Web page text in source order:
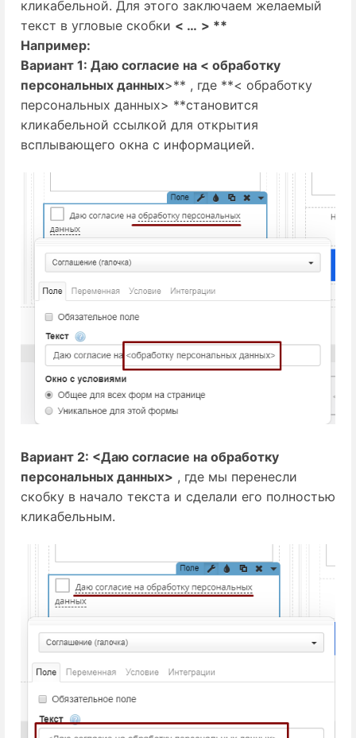
кликабельной. Для этого заключаем желаемый
текст в угловые скобки < … > **
Например:
Вариант 1: Даю согласие на < обработку
персональных данных>** , где **< обработку
персональных данных> **становится
кликабельной ссылкой для открытия
всплывающего окна с информацией.
Вариант 2: <Даю согласие на обработку
персональных данных> , где мы перенесли
скобку в начало текста и сделали его полностью
кликабельным.